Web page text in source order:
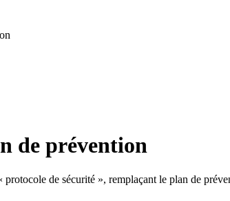
de prévention
de sécurité », remplaçant le plan de